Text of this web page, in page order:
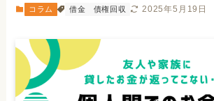
コラム 借金 債権回収 2025年5月19日